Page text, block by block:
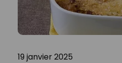
19 janvier 2025